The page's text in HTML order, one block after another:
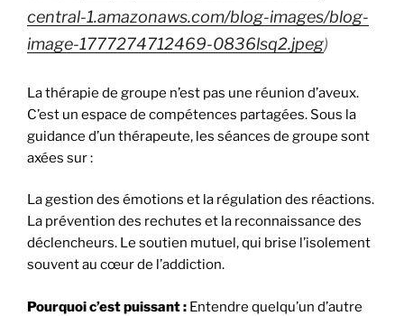
central-1.amazonaws.com/blog-images/blog-
image-1777274712469-0836lsq2.jpeg)
La thérapie de groupe n’est pas une réunion d’aveux.
C’est un espace de compétences partagées. Sous la
guidance d’un thérapeute, les séances de groupe sont
axées sur :
La gestion des émotions et la régulation des réactions.
La prévention des rechutes et la reconnaissance des
déclencheurs. Le soutien mutuel, qui brise l’isolement
souvent au cœur de l’addiction.
Pourquoi c’est puissant : Entendre quelqu’un d’autre